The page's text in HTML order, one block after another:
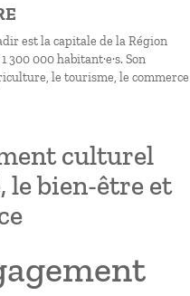
est la capitale de la Région
300 000 habitant·e·s. Son
le tourisme, le commerce
culturel
le bien-être et